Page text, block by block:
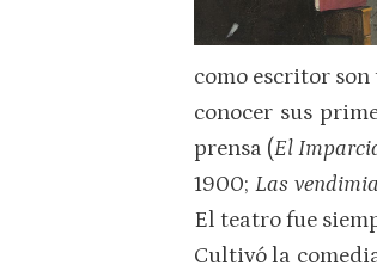
como escritor
conocer sus
prensa (El
1900; Las
El teatro fue
Cultivó la